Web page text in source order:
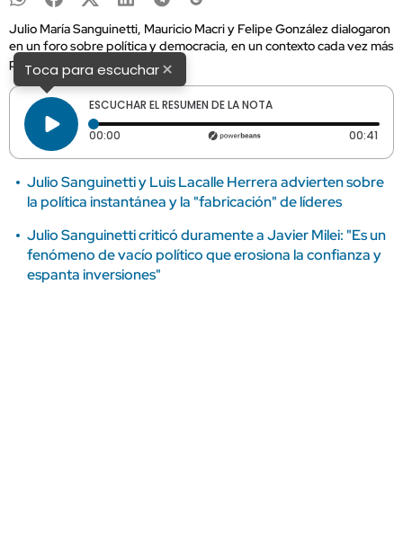
Julio María Sanguinetti, Mauricio Macri y Felipe González dialogaron
en un foro sobre política y democracia, en un contexto cada vez más
polarizado.
Toca para escuchar×
ESCUCHAR EL RESUMEN DE LA NOTA
00:00 Tiempo transcurrido: 0 segundos 00:41
Julio Sanguinetti y Luis Lacalle Herrera advierten sobre
la política instantánea y la "fabricación" de líderes
Julio Sanguinetti criticó duramente a Javier Milei: "Es un
fenómeno de vacío político que erosiona la confianza y
espanta inversiones"